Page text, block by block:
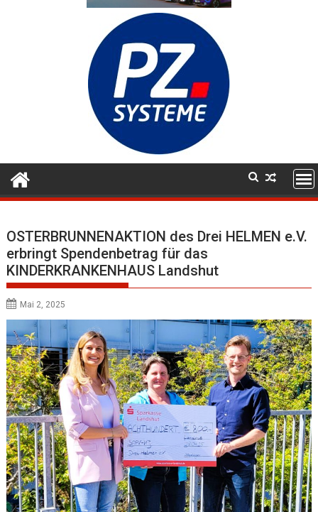
OSTERBRUNNENAKTION des Drei HELMEN e.V.
erbringt Spendenbetrag für das
KINDERKRANKENHAUS Landshut
Mai 2, 2025